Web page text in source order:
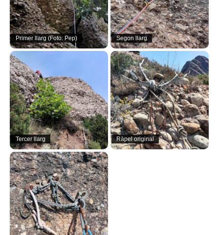
Primer llarg (Foto: Pep) Segon llarg
Tercer llarg Ràpel original